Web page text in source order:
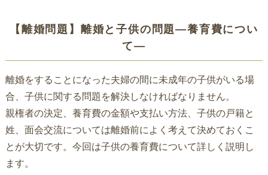
【離婚問題】離婚と子供の問題―養育費につい
て―
離婚をすることになった夫婦の間に未成年の子供がいる場
合、子供に関する問題を解決しなければなりません。
親権者の決定、養育費の金額や支払い方法、子供の戸籍と
姓、面会交流については離婚前によく考えて決めておくこ
とが大切です。今回は子供の養育費について詳しく説明し
ます。